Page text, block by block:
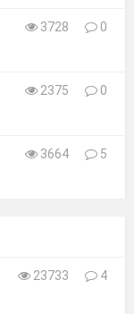
3728
0
2375
0
3664
5
23733
4